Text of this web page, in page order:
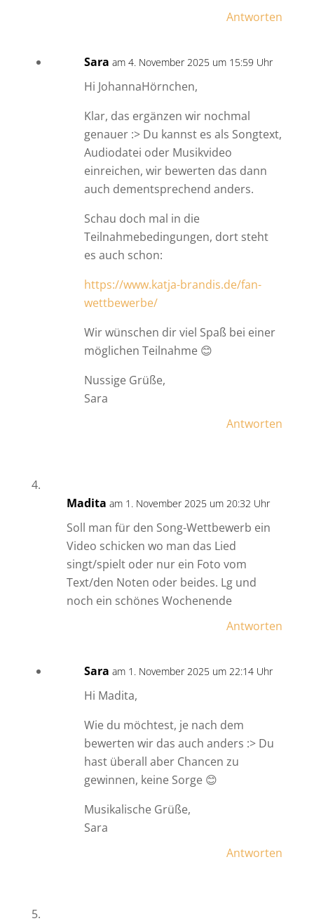
Antworten
Sara am 4. November 2025 um 15:59 Uhr
Hi JohannaHörnchen,
Klar, das ergänzen wir nochmal
genauer :> Du kannst es als Songtext,
Audiodatei oder Musikvideo
einreichen, wir bewerten das dann
auch dementsprechend anders.
Schau doch mal in die
Teilnahmebedingungen, dort steht
es auch schon:
https://www.katja-brandis.de/fan-
wettbewerbe/
Wir wünschen dir viel Spaß bei einer
möglichen Teilnahme 😊
Nussige Grüße,
Sara
Antworten
Madita am 1. November 2025 um 20:32 Uhr
Soll man für den Song-Wettbewerb ein
Video schicken wo man das Lied
singt/spielt oder nur ein Foto vom
Text/den Noten oder beides. Lg und
noch ein schönes Wochenende
Antworten
Sara am 1. November 2025 um 22:14 Uhr
Hi Madita,
Wie du möchtest, je nach dem
bewerten wir das auch anders :> Du
hast überall aber Chancen zu
gewinnen, keine Sorge 😊
Musikalische Grüße,
Sara
Antworten